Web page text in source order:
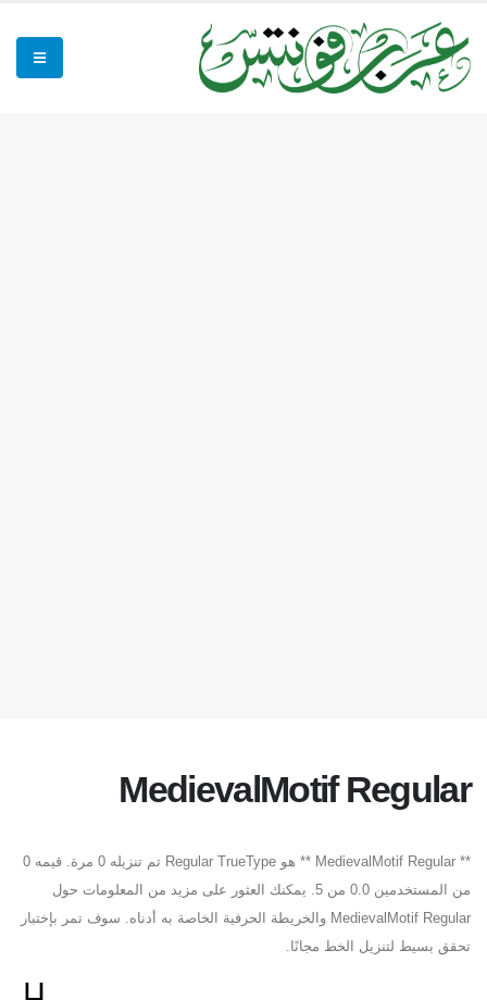
MedievalMotif Regular
** MedievalMotif Regular ** هو Regular TrueType تم تنزيله 0 مرة. قيمه 0
من المستخدمين 0.0 من 5. يمكنك العثور على مزيد من المعلومات حول
MedievalMotif Regular والخريطة الحرفية الخاصة به أدناه. سوف تمر بإختبار
تحقق بسيط لتنزيل الخط مجانًا.